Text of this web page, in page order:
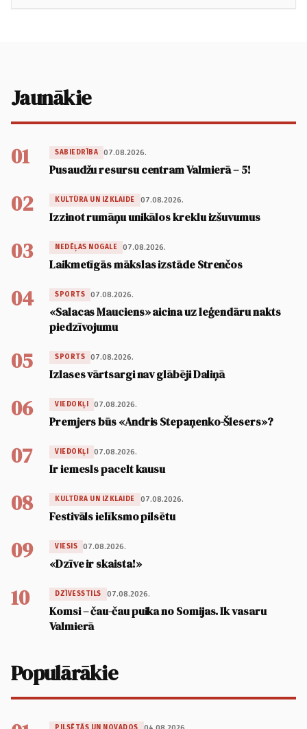
Jaunākie
01 SABIEDRĪBA 07.08.2026.
Pusaudžu resursu centram Valmierā – 5!
02 KULTŪRA UN IZKLAIDE 07.08.2026.
Izzinot rumāņu unikālos kreklu izšuvumus
03 NEDĒĻAS NOGALE 07.08.2026.
Laikmetīgās mākslas izstāde Strenčos
04 SPORTS 07.08.2026.
«Salacas Mauciens» aicina uz leģendāru nakts
piedzīvojumu
05 SPORTS 07.08.2026.
Izlases vārtsargi nav glābēji Daliņā
06 VIEDOKĻI 07.08.2026.
Premjers būs «Andris Stepaņenko-Šlesers»?
07 VIEDOKĻI 07.08.2026.
Ir iemesls pacelt kausu
08 KULTŪRA UN IZKLAIDE 07.08.2026.
Festivāls ielīksmo pilsētu
09 VIESIS 07.08.2026.
«Dzīve ir skaista!»
10 DZĪVESSTILS 07.08.2026.
Komsi – čau-čau puika no Somijas. Ik vasaru
Valmierā
Populārākie